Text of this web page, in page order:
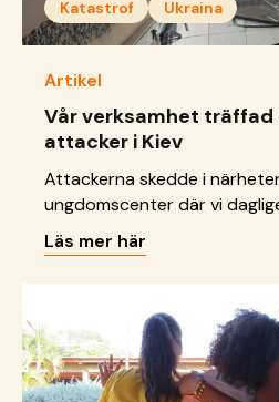
Katastrof Ukraina
Artikel
Vår verksamhet
attacker i Kiev
Attackerna skedde i
ungdomscenter där vi
unga och familjer.
Läs mer här